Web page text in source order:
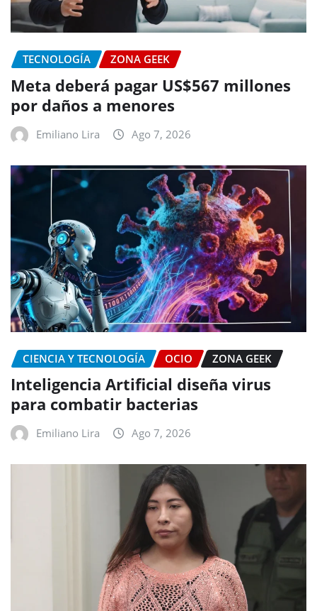
TECNOLOGÍA ZONA GEEK
Meta deberá pagar US$567 millones
por daños a menores
Emiliano Lira Ago 7, 2026
CIENCIA Y TECNOLOGÍA OCIO ZONA GEEK
Inteligencia Artificial diseña virus
para combatir bacterias
Emiliano Lira Ago 7, 2026